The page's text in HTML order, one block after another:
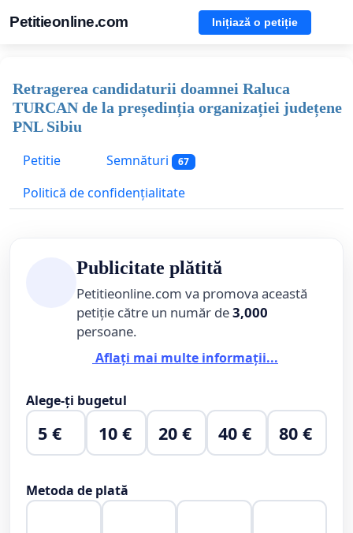
Petitieonline.com Inițiază o petiție
Retragerea candidaturii doamnei Raluca
TURCAN de la președinția organizației județene
PNL Sibiu
Petitie
Semnături 67
Politică de confidențialitate
Publicitate plătită
Petitieonline.com va promova această
petiție către un număr de3,000
persoane.
Aflați mai multe informații...
Alege-ți bugetul
5 € 10 € 20 € 40 € 80 €
Metoda de plată